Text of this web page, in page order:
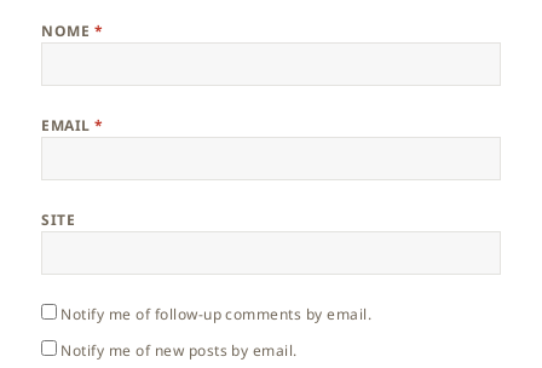
NOME *
EMAIL*
SITE
Notify me of follow-up comments by email.
Notify me of new posts by email.